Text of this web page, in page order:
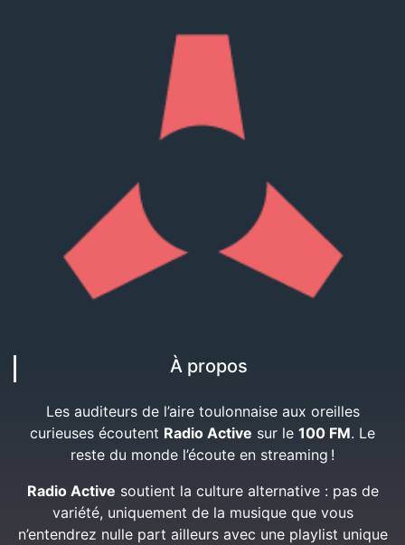
À propos
Les auditeurs de l’aire toulonnaise aux oreilles
curieuses écoutent Radio Active sur le 100 FM. Le
reste du monde l’écoute en streaming !
Radio Active soutient la culture alternative : pas de
variété, uniquement de la musique que vous
n’entendrez nulle part ailleurs avec une playlist unique